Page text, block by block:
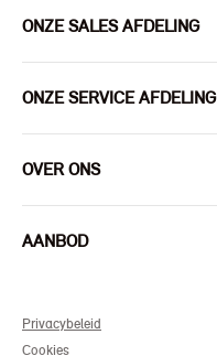
ONZE SALES AFDELING
ONZE SERVICE AFDELING
OVER ONS
AANBOD
Privacybeleid
Cookies